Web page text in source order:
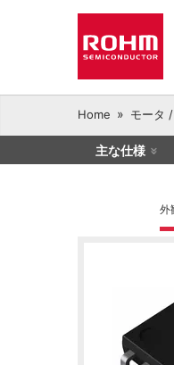
Home モータ
主な仕様
外